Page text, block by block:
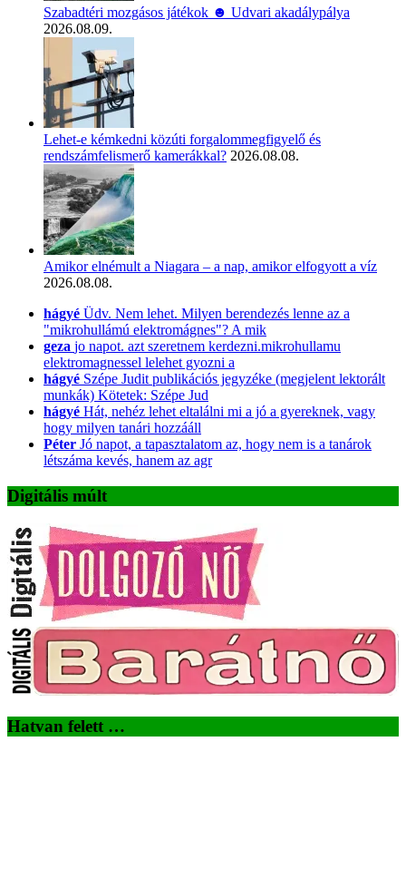
Szabadtéri mozgásos játékok ☻ Udvari akadálypálya
2026.08.09.
Lehet-e kémkedni közúti forgalommegfigyelő és
rendszámfelismerő kamerákkal? 2026.08.08.
Amikor elnémult a Niagara – a nap, amikor elfogyott a víz
2026.08.08.
hágyé Üdv. Nem lehet. Milyen berendezés lenne az a
"mikrohullámú elektromágnes"? A mik
geza jo napot. azt szeretnem kerdezni.mikrohullamu
elektromagnessel lelehet gyozni a
hágyé Szépe Judit publikációs jegyzéke (megjelent lektorált
munkák) Kötetek: Szépe Jud
hágyé Hát, nehéz lehet eltalálni mi a jó a gyereknek, vagy
hogy milyen tanári hozzááll
Péter Jó napot, a tapasztalatom az, hogy nem is a tanárok
létszáma kevés, hanem az agr
Digitális múlt
Hatvan felett …